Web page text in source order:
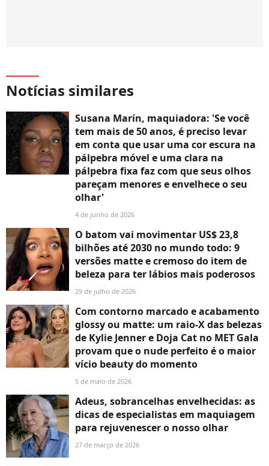
Notícias similares
Susana Marín, maquiadora: 'Se você
tem mais de 50 anos, é preciso levar
em conta que usar uma cor escura na
pálpebra móvel e uma clara na
pálpebra fixa faz com que seus olhos
pareçam menores e envelhece o seu
olhar'
4 de junho de 2026
O batom vai movimentar US$ 23,8
bilhões até 2030 no mundo todo: 9
versões matte e cremoso do item de
beleza para ter lábios mais poderosos
29 de julho de 2026
Com contorno marcado e acabamento
glossy ou matte: um raio-X das belezas
de Kylie Jenner e Doja Cat no MET Gala
provam que o nude perfeito é o maior
vício beauty do momento
5 de maio de 2026
Adeus, sobrancelhas envelhecidas: as
dicas de especialistas em maquiagem
para rejuvenescer o nosso olhar
27 de março de 2026